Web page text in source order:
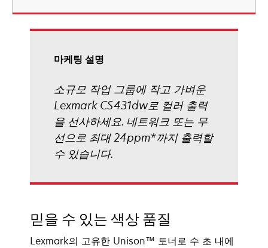
서
마케팅 설명
소규모 작업 그룹에 작고 가벼운
Lexmark CS431dw로 컬러 출력
을 선사하세요. 네트워크 또는 무
선으로 최대 24ppm*까지 출력할
수 있습니다.
믿을 수 있는 색상 품질
Lexmark의 고유한 Unison™ 토너로 수 초 내에